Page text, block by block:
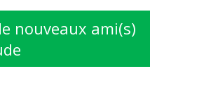
nouveaux ami(s)